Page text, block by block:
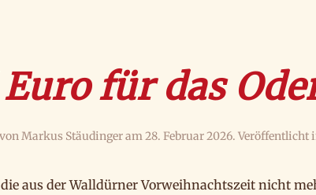
Euro für das
Markus Stäudingeram28. Februar 2026. Veröffentlicht
aus der Walldürner Vorweihnachtszeit nicht